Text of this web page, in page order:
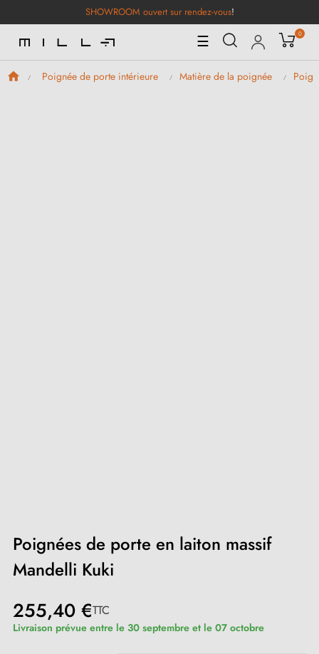
SHOWROOM ouvert sur rendez-vous!
Basculer
la
navigation
☰ 0
Poignée de porte intérieure Matière de la poignée
Poignées de porte en laiton massif
Mandelli Kuki
255,40 €TTC
Livraison prévue entre le 30 septembre et le 07 octobre